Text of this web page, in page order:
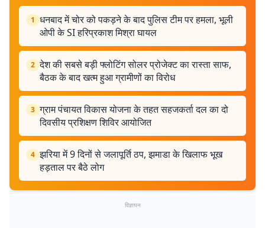
1 धनबाद में चोर को पकड़ने के बाद पुलिस टीम पर हमला, भूली
ओपी के SI हरिप्रकाश मिश्रा घायल
2 देश की सबसे बड़ी फ्लोटिंग सोलर प्रोजेक्ट का रास्ता साफ,
बैठक के बाद खत्म हुआ ग्रामीणों का विरोध
3 ग्राम पंचायत विकास योजना के तहत सहजकर्ता दल का दो
दिवसीय प्रशिक्षण शिविर आयोजित
4 झरिया में 9 दिनों से जलापूर्ति ठप, झमाडा के खिलाफ भूख
हड़ताल पर बैठे लोग
विज्ञापन